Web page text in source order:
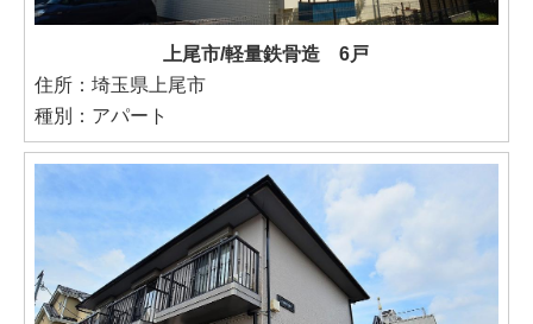
上尾市/軽量鉄骨造 6戸
住所：埼玉県上尾市
種別：アパート